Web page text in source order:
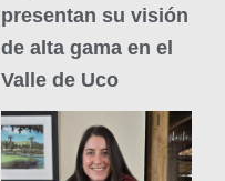
presentan su visión
de alta gama en el
Valle de Uco